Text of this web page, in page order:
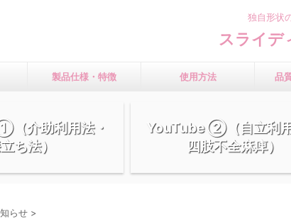
独自形状
スライデ
製品仕様・特徴 使用方法 品
（介助利用法・
ち法）
YouTube ②（自立利
四肢不全麻痺）
らせ >